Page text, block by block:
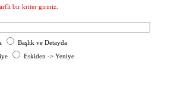
bir kriter giriniz.
Başlık ve Detayda
Eskiden -> Yeniye